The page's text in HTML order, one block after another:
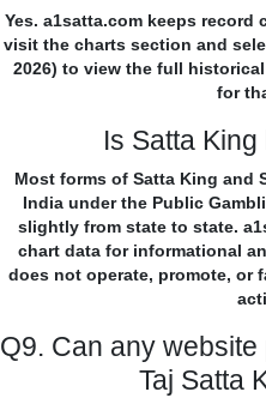
Yes. a1satta.com keeps record
visit the charts section and
2026) to view the full
for
Is Satta
Most forms of Satta King and
India under the Public
slightly from state to state.
chart data for informational
does not operate, promote, or
Q9. Can any
Taj Satta